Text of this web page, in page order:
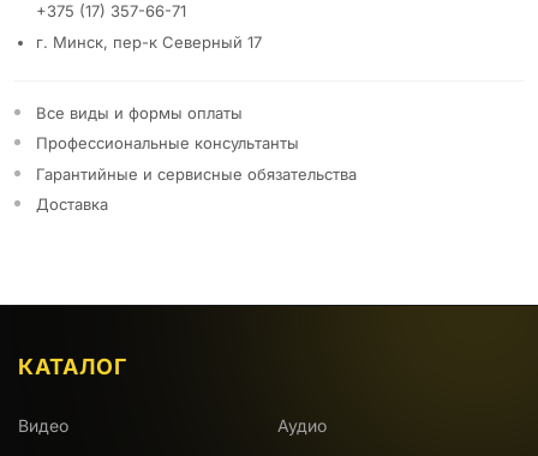
+375 (17) 357-66-71
г. Минск, пер-к Северный 17
Все виды и формы оплаты
Профессиональные консультанты
Гарантийные и сервисные обязательства
Доставка
КАТАЛОГ
Видео Аудио